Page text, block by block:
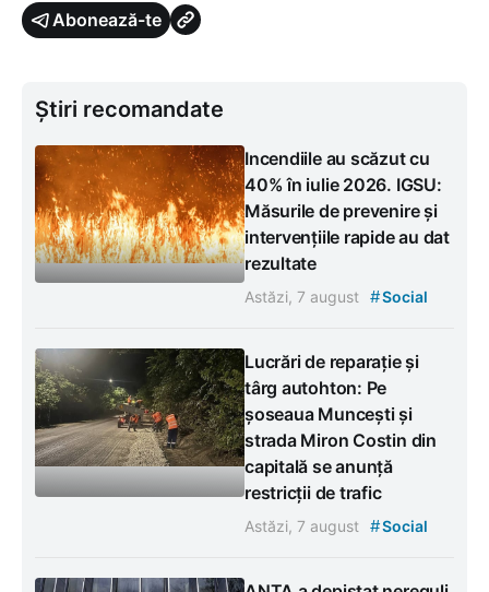
Abonează-te
Știri recomandate
Incendiile au scăzut cu
40% în iulie 2026. IGSU:
Măsurile de prevenire și
intervențiile rapide au dat
rezultate
Astăzi, 7 august #Social
Lucrări de reparație și
târg autohton: Pe
șoseaua Muncești și
strada Miron Costin din
capitală se anunță
restricții de trafic
Astăzi, 7 august #Social